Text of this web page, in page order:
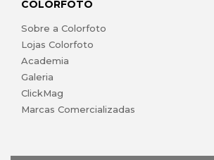
COLORFOTO
Sobre a Colorfoto
Lojas Colorfoto
Academia
Galeria
ClickMag
Marcas Comercializadas